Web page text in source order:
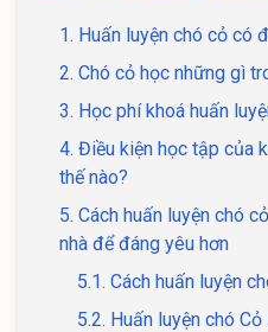
1. Huấn luyện chó cỏ có
2. Chó cỏ học những gì
3. Học phí khoá huấn
4. Điều kiện học tập của
thế nào?
5. Cách huấn luyện chó
nhà để đáng yêu hơn
5.1. Cách huấn luyện
5.2. Huấn luyện chó